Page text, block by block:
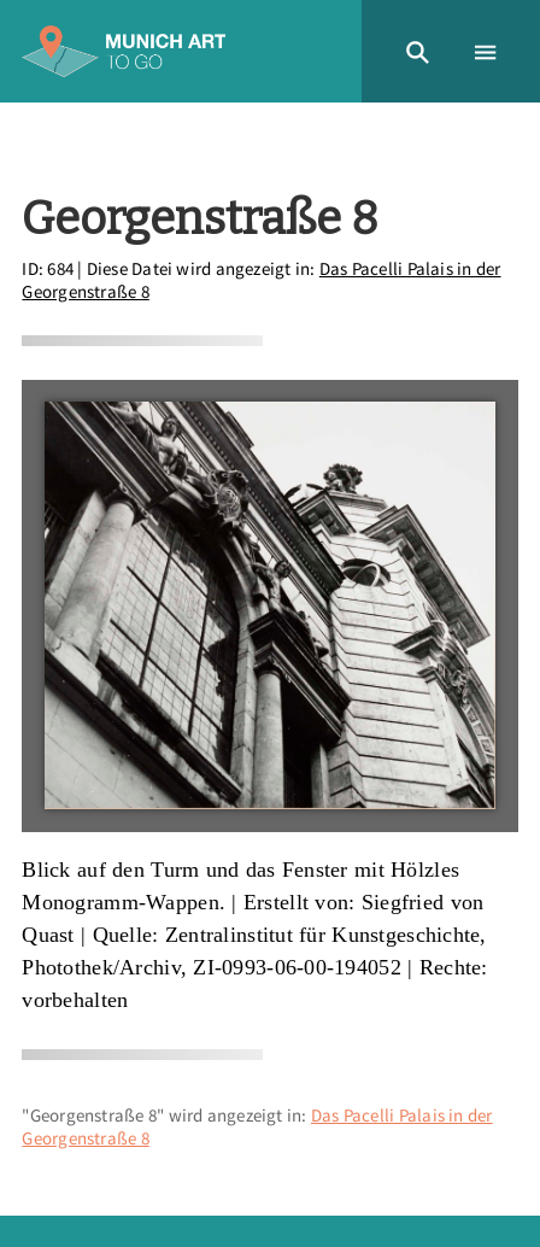
Georgenstraße 8
ID: 684| Diese Datei wird angezeigt in: Das Pacelli Palais in der
Georgenstraße 8
Blick auf den Turm und das Fenster mit Hölzles
Monogramm-Wappen. | Erstellt von: Siegfried von
Quast | Quelle: Zentralinstitut für Kunstgeschichte,
Photothek/Archiv, ZI-0993-06-00-194052 | Rechte:
vorbehalten
"Georgenstraße 8" wird angezeigt in: Das Pacelli Palais in der
Georgenstraße 8